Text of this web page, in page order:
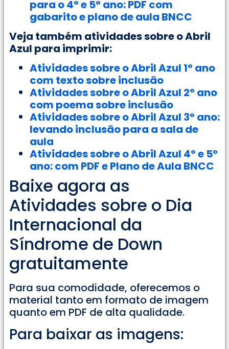
para o 4° e 5° ano: PDF com
gabarito e plano de aula BNCC
Veja também atividades sobre o Abril
Azul para imprimir:
Atividades sobre o Abril Azul 1° ano
com texto sobre inclusão
Atividades sobre o Abril Azul 2° ano
com poema sobre inclusão
Atividades sobre o Abril Azul 3° ano:
levando inclusão para a sala de
aula
Atividades sobre o Abril Azul 4° e 5°
ano: com PDF e Plano de Aula BNCC
Baixe agora as
Atividades sobre o Dia
Internacional da
Síndrome de Down
gratuitamente
Para sua comodidade, oferecemos o
material tanto em formato de imagem
quanto em PDF de alta qualidade.
Para baixar as imagens: